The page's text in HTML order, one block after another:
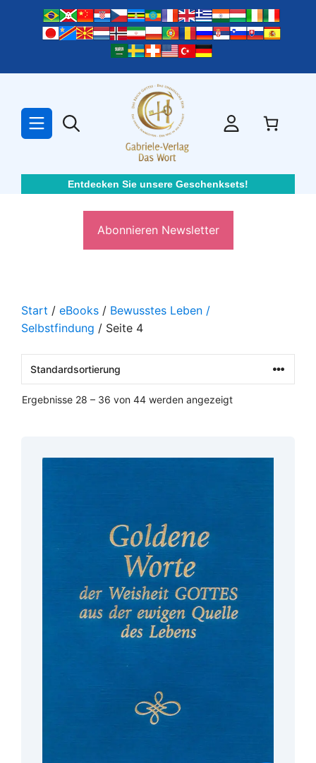
springen
Entdecken Sie unsere Geschenksets!
Abonnieren Newsletter
Start / eBooks / Bewusstes Leben /
Selbstfindung / Seite 4
Ergebnisse 28 – 36 von 44 werden angezeigt